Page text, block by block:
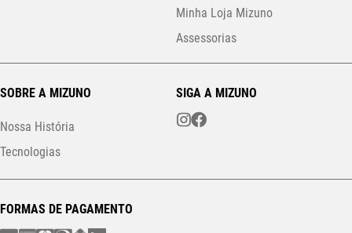
Minha Loja Mizuno
Assessorias
SOBRE A MIZUNO
Nossa História
Tecnologias
SIGA A MIZUNO
FORMAS DE PAGAMENTO